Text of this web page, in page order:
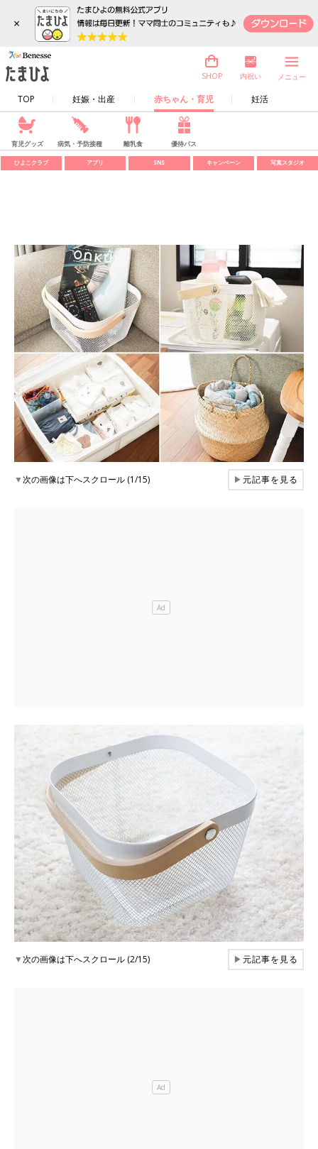
×
TOP 妊娠・出産 赤ちゃん・育児 妊活
SHOP 内祝い メニュー
育児グッズ 病気・予防接種 離乳食 優待パス
ひよこクラブ アプリ SNS キャンペーン 写真スタジオ
▼次の画像は下へスクロール (1/15) ▶元記事を見る
▼次の画像は下へスクロール (2/15) ▶元記事を見る